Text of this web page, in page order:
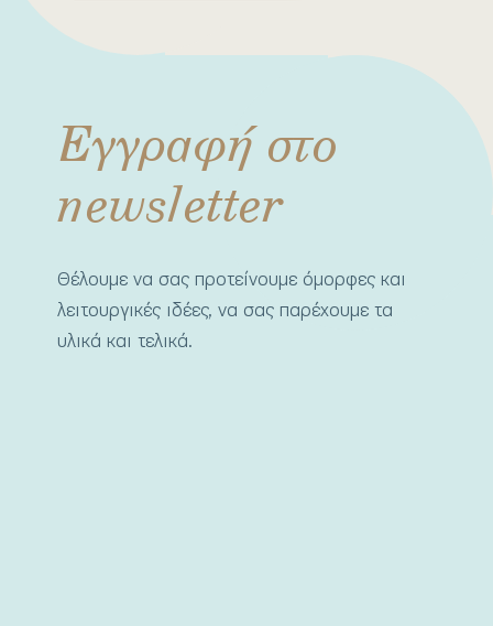
Εγγραφή στο
newsletter
Θέλουμε να σας προτείνουμε όμορφες και
λειτουργικές ιδέες, να σας παρέχουμε τα
υλικά και τελικά.